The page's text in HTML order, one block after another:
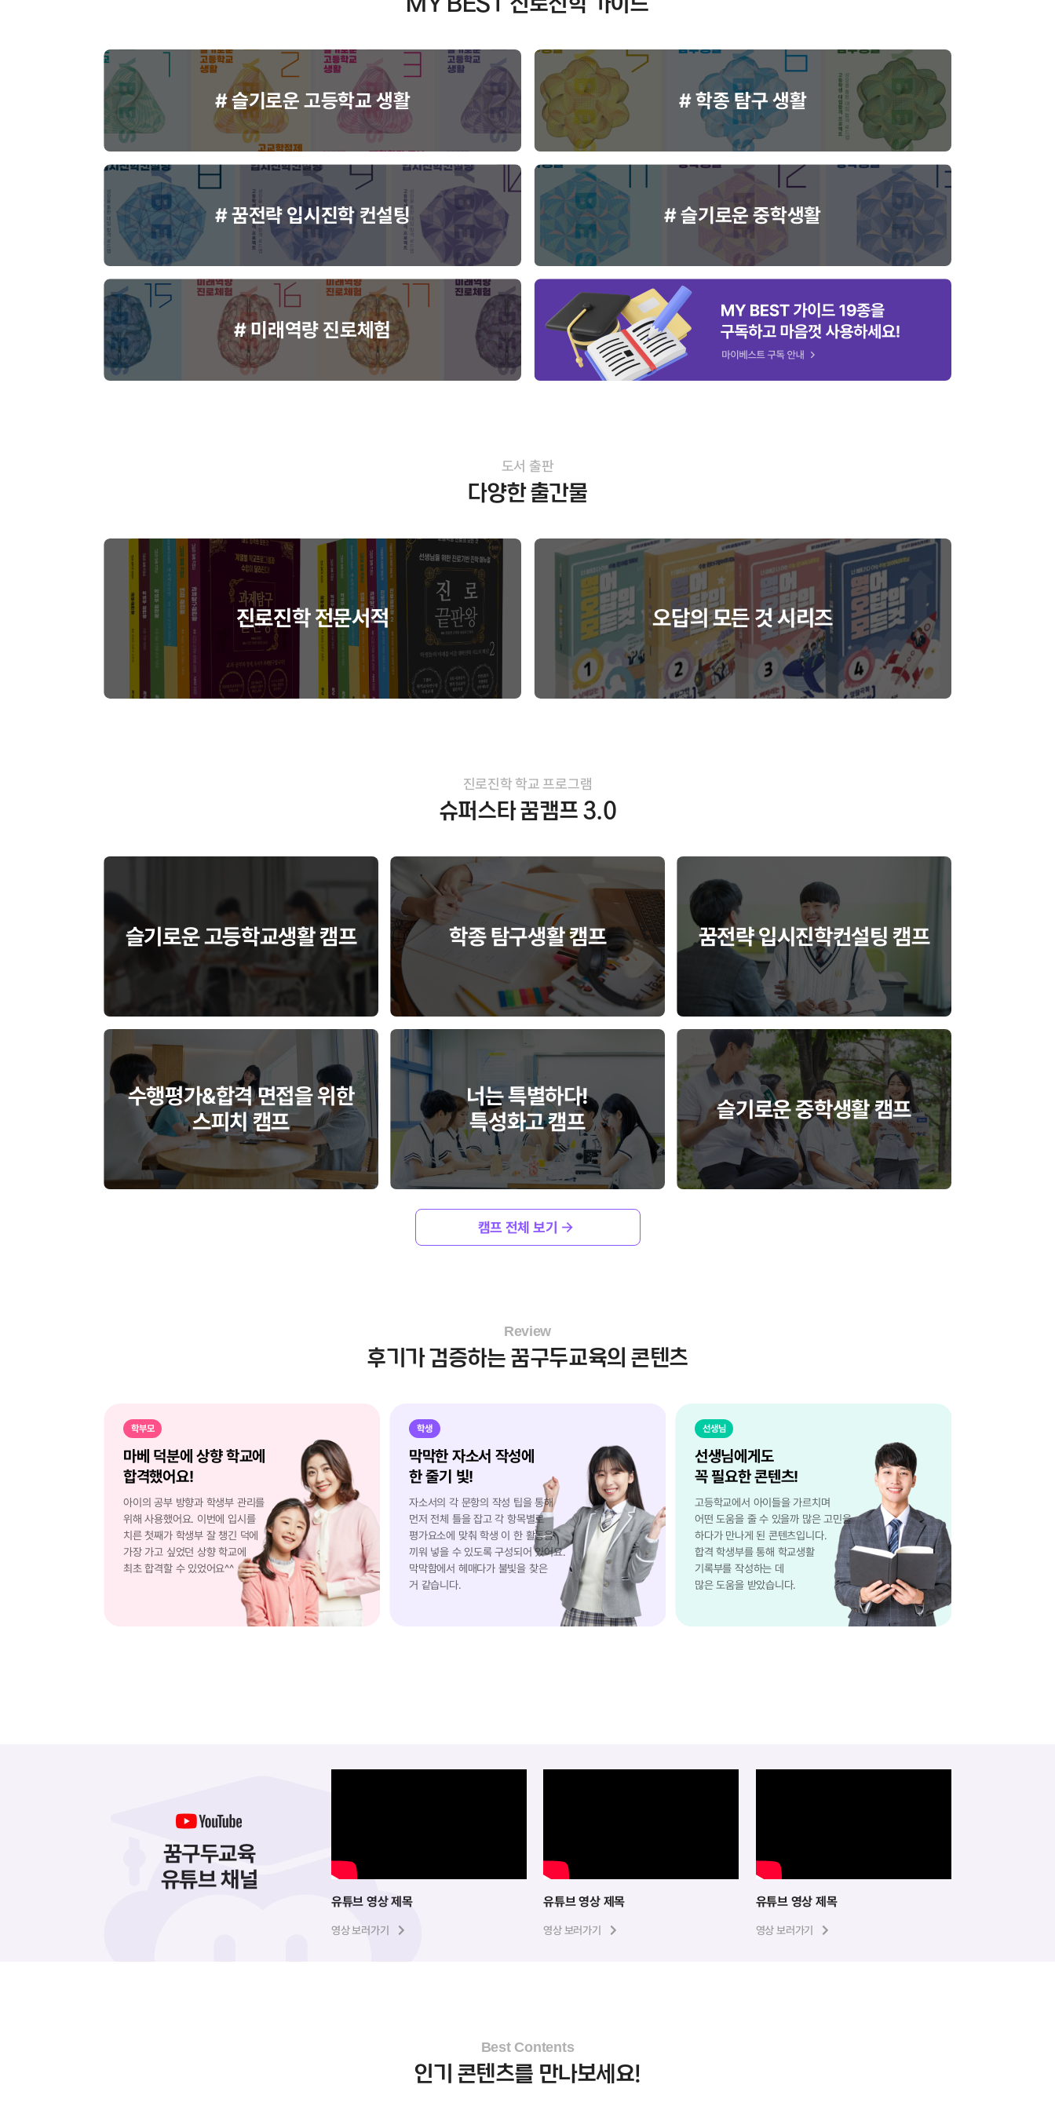
# 슬기로운 고등학교 생활 # 학종 탐구 생활
# 꿈전략 입시진학 컨설팅 # 슬기로운 중학생활
# 미래역량 진로체험
도서 출판
다양한 출간물
진로진학 전문서적 오답의 모든 것 시리즈
진로진학 학교 프로그램
슈퍼스타 꿈캠프 3.0
슬기로운 고등학교생활 캠프 학종 탐구생활 캠프 꿈전략 입시진학컨설팅 캠프
수행평가&합격 면접을 위한
스피치 캠프
너는 특별하다!
특성화고 캠프
슬기로운 중학생활 캠프
캠프 전체 보기
Review
후기가 검증하는 꿈구두교육의 콘텐츠
학부모
마베 덕분에 상향 학교에
합격했어요!
아이의 공부 방향과 학생부 관리를
위해 사용했어요. 이번에 입시를
치른 첫째가 학생부 잘 챙긴 덕에
가장 가고 싶었던 상향 학교에
최초 합격할 수 있었어요^^
학생
막막한 자소서 작성에
한 줄기 빛!
자소서의 각 문항의 작성 팁을 통해
먼저 전체 틀을 잡고 각 항목별로
평가요소에 맞춰 학생 이 한 활동을
끼워 넣을 수 있도록 구성되어 있어요.
막막함에서 헤매다가 불빛을 찾은
거 같습니다.
선생님
선생님에게도
꼭 필요한 콘텐츠!
고등학교에서 아이들을 가르치며
어떤 도움을 줄 수 있을까 많은 고민을
하다가 만나게 된 콘텐츠입니다.
합격 학생부를 통해 학교생활
기록부를 작성하는 데
많은 도움을 받았습니다.
꿈구두교육
유튜브 채널
유튜브 영상 제목
영상 보러가기
유튜브 영상 제목
영상 보러가기
유튜브 영상 제목
영상 보러가기
Best Contents
인기 콘텐츠를 만나보세요!